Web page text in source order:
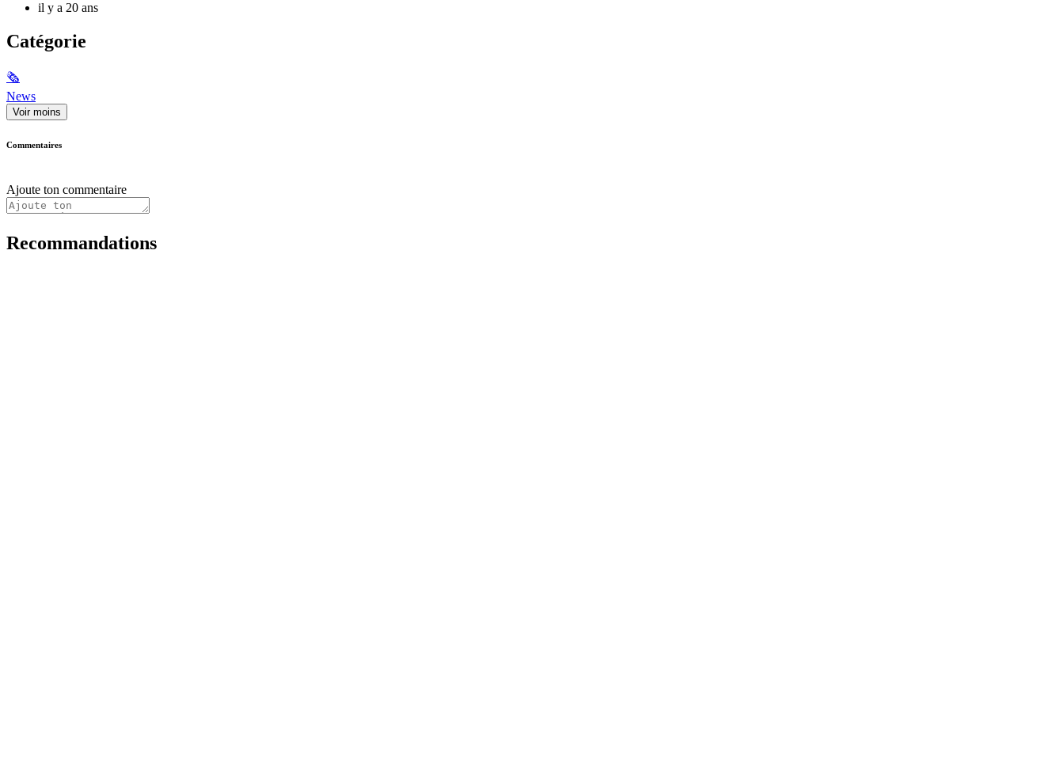
il y a 20 ans
Catégorie
🗞
News
Voir moins
Commentaires
Ajoute ton commentaire
Recommandations